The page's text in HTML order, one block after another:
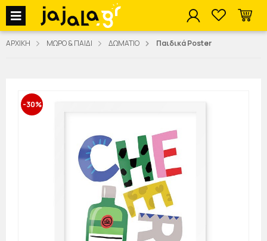
jajala Menu
ΑΡΧΙΚΗ ΜΩΡΟ & ΠΑΙΔΙ ΔΩΜΑΤΙΟ Παιδικά Poster
-30%